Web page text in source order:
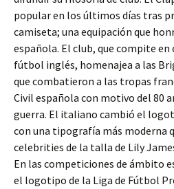
popular en los últimos días tras
camiseta; una equipación que
española. El club, que compite
fútbol inglés, homenajea a las
que combatieron a las tropas
Civil española con motivo del 80
guerra. El italiano cambió el
con una tipografía más moderna
celebrities de la talla de Lily
En las competiciones de ámbito
el logotipo de la Liga de Fútbol